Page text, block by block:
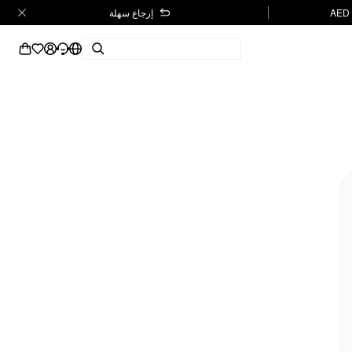
إرجاع سهلة